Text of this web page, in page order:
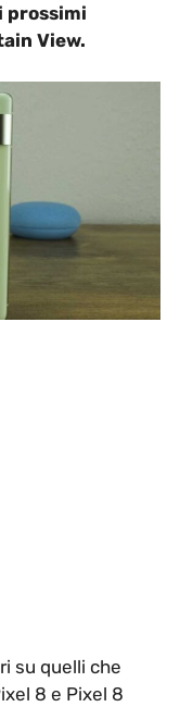
prossimi
View.
su quelli che
8 e Pixel 8